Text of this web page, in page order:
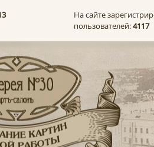
На сайте
пользователей:4117